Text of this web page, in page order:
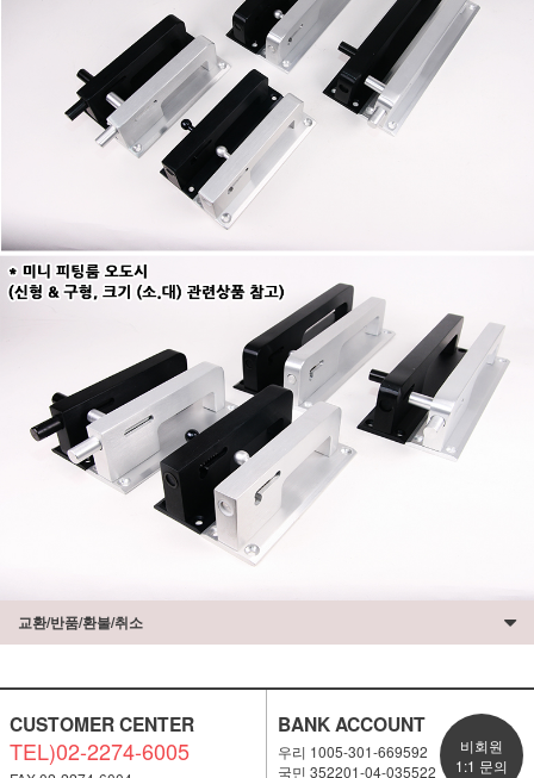
교환/반품/환불/취소
CUSTOMER CENTER
TEL)02-2274-6005
BANK ACCOUNT
우리 1005-301-669592
국민 352201-04-035522
비회원
1:1 문의